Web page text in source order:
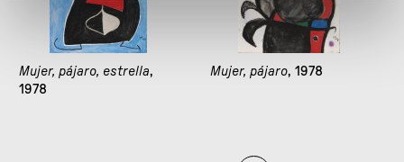
Mujer, pájaro, estrella,
1978
Mujer, pájaro, 1978